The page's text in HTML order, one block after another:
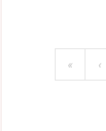
« ‹